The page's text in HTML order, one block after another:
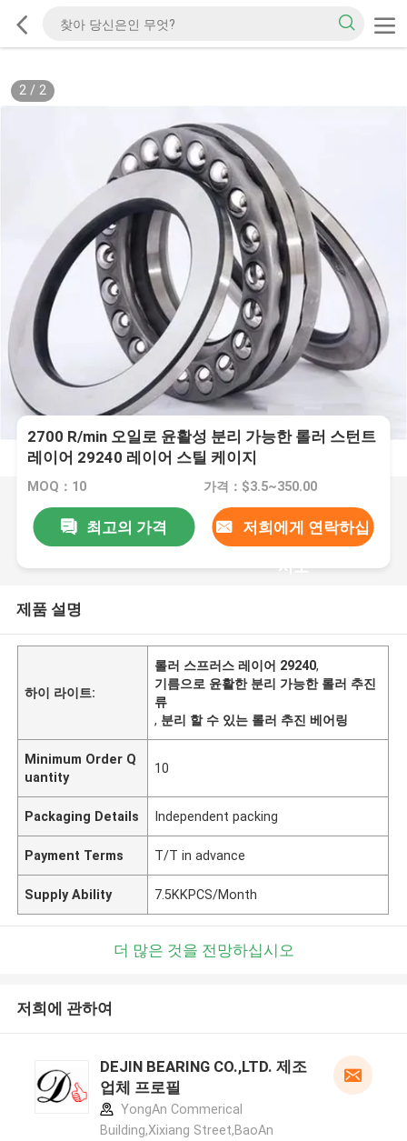
2/ 2
2700 R/min 오일로 윤활성 분리 가능한 롤러 스턴트
레이어 29240 레이어 스틸 케이지
MOQ：10 가격：$3.5~350.00
최고의 가격 저희에게 연락하십
시오
제품 설명
하이 라이트:
롤러 스프러스 레이어 29240,
기름으로 윤활한 분리 가능한 롤러 추진
류
, 분리 할 수 있는 롤러 추진 베어링
Minimum Order Q
uantity
10
Packaging Details Independent packing
Payment Terms T/T in advance
Supply Ability 7.5KKPCS/Month
더 많은 것을 전망하십시오
저희에 관하여
DEJIN BEARING CO.,LTD. 제조
업체 프로필
YongAn Commerical
Building,Xixiang Street,BaoAn